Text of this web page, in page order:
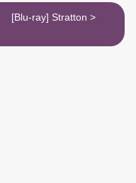
[Blu-ray] Stratton >